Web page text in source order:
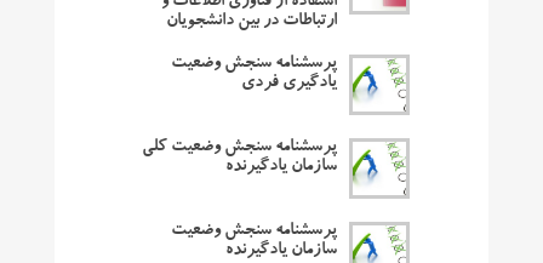
ارتباطات در بین دانشجویان
پرسشنامه سنجش وضعیت
یادگیری فردی
پرسشنامه سنجش وضعیت کلی
سازمان یادگیرنده
پرسشنامه سنجش وضعیت
سازمان یادگیرنده